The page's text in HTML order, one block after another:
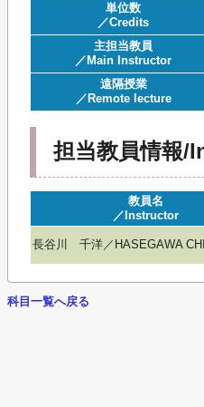
単位数
／Credits
主担当教員
／Main Instructor
遠隔授業
／Remote lecture
担当教員情報
教員名
／Instructor
長谷川 千洋／HASEGAWA
科目一覧へ戻る